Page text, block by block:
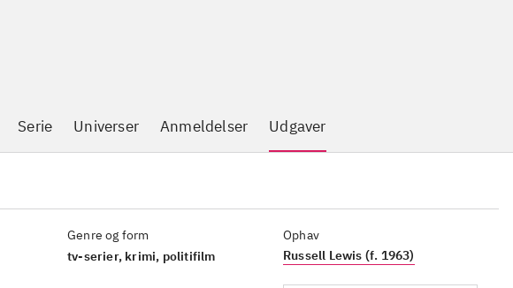
Serie Universer Anmeldelser Udgaver
Genre og form
tv-serier, krimi, politifilm
Ophav
Russell Lewis (f. 1963)